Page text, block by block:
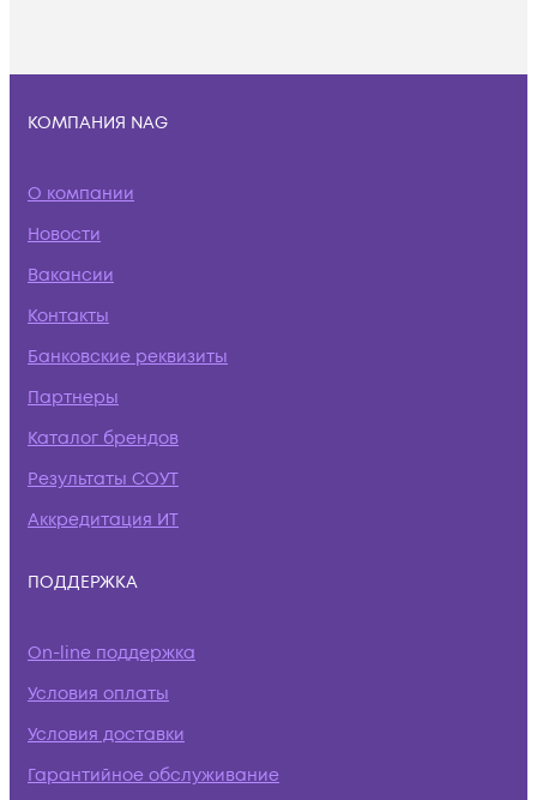
КОМПАНИЯ NAG
О компании
Новости
Вакансии
Контакты
Банковские реквизиты
Партнеры
Каталог брендов
Результаты СОУТ
Аккредитация ИТ
ПОДДЕРЖКА
On-line поддержка
Условия оплаты
Условия доставки
Гарантийное обслуживание